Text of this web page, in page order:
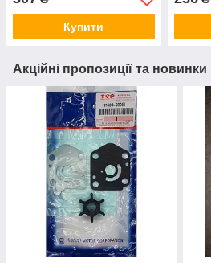
Купити
Акційні пропозиції та новинки